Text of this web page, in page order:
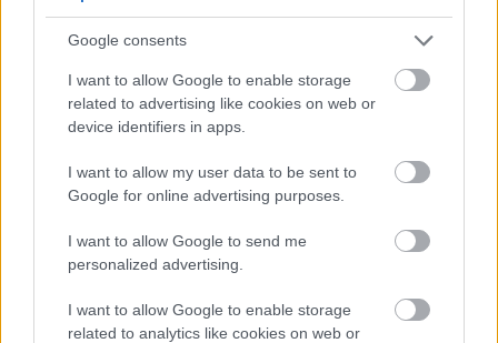
Google consents
I want to allow Google to enable storage
related to advertising like cookies on web or
device identifiers in apps.
I want to allow my user data to be sent to
Google for online advertising purposes.
I want to allow Google to send me
personalized advertising.
I want to allow Google to enable storage
related to analytics like cookies on web or
Rozmery: 45×70 mm, dĺžky: 2,75 – 5,18 m.
PREČÍTAJTE SI TIEŽ
Majster roka 2022: Vyvýšené
hranolov